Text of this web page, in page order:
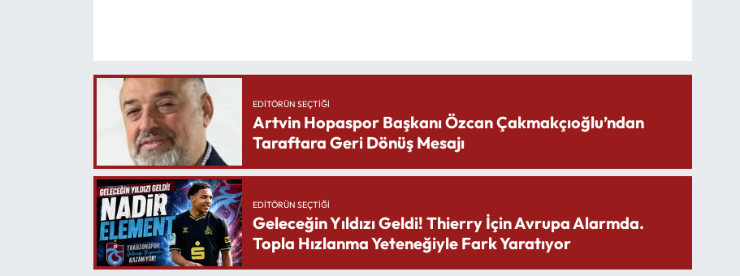
EDITÖRÜN SEÇTIĞI
Artvin Hopaspor Başkanı Özcan Çakmakçıoğlu’ndan
Taraftara Geri Dönüş Mesajı
EDITÖRÜN SEÇTIĞI
Geleceğin Yıldızı Geldi! Thierry İçin Avrupa Alarmda.
Topla Hızlanma Yeteneğiyle Fark Yaratıyor